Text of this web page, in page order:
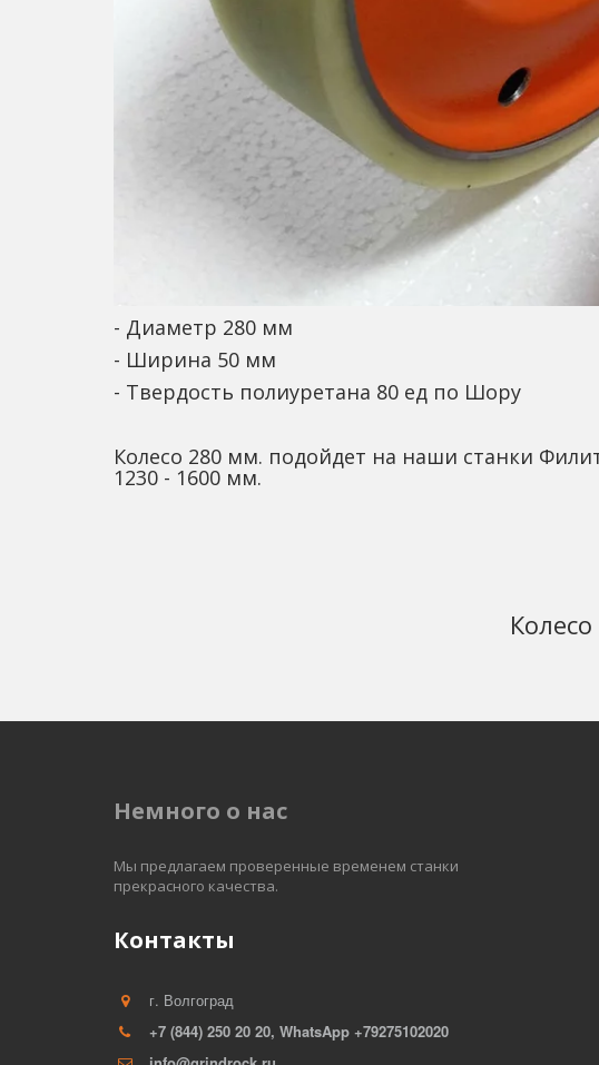
- Диаметр 280 мм
- Ширина 50 мм
- Твердость полиуретана 80 ед по Шору
Колесо 280 мм. подойдет на наши станки
1230 - 1600 мм.
Немного о нас
Мы предлагаем проверенные временем станки
прекрасного качества.
Контакты
г. Волгоград
+7 (844) 250 20 20, WhatsApp +79275102020